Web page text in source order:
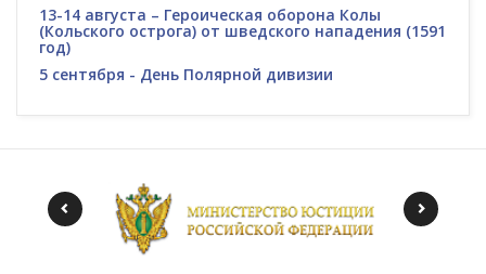
13-14 августа – Героическая оборона Колы
(Кольского острога) от шведского нападения (1591
год)
5 сентября - День Полярной дивизии